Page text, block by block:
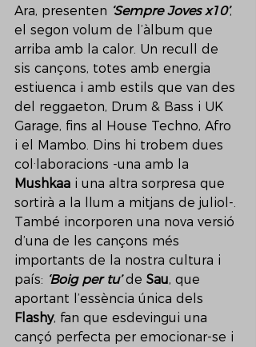
Ara, presenten ‘Sempre Joves x10’,
el segon volum de l’àlbum que
arriba amb la calor. Un recull de
sis cançons, totes amb energia
estiuenca i amb estils que van des
del reggaeton, Drum & Bass i UK
Garage, fins al House Techno, Afro
i el Mambo. Dins hi trobem dues
col·laboracions -una amb la
Mushkaa i una altra sorpresa que
sortirà a la llum a mitjans de juliol-.
També incorporen una nova versió
d’una de les cançons més
importants de la nostra cultura i
país: ‘Boig per tu’ de Sau, que
aportant l’essència única dels
Flashy, fan que esdevingui una
cançó perfecta per emocionar-se i